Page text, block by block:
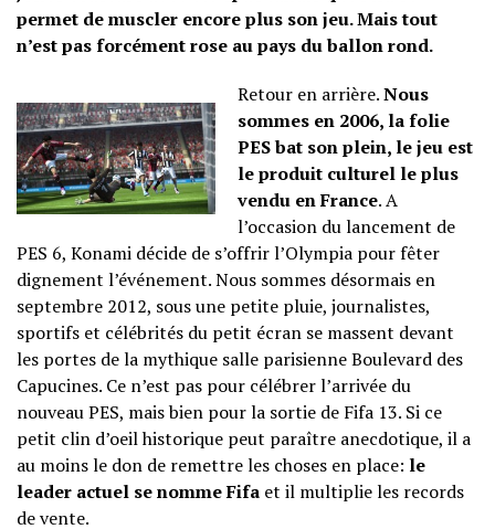
permet de muscler encore plus son jeu. Mais tout
n’est pas forcément rose au pays du ballon rond.
Retour en arrière.Nous
sommes en 2006, la folie
PES bat son plein, le jeu est
le produit culturel le plus
vendu en France. A
l’occasion du lancement de
PES 6, Konami décide de s’offrir l’Olympia pour fêter
dignement l’événement. Nous sommes désormais en
septembre 2012, sous une petite pluie, journalistes,
sportifs et célébrités du petit écran se massent devant
les portes de la mythique salle parisienne Boulevard des
Capucines. Ce n’est pas pour célébrer l’arrivée du
nouveau PES, mais bien pour la sortie de Fifa 13. Si ce
petit clin d’oeil historique peut paraître anecdotique, il a
au moins le don de remettre les choses en place: le
leader actuel se nomme Fifa et il multiplie les records
de vente.